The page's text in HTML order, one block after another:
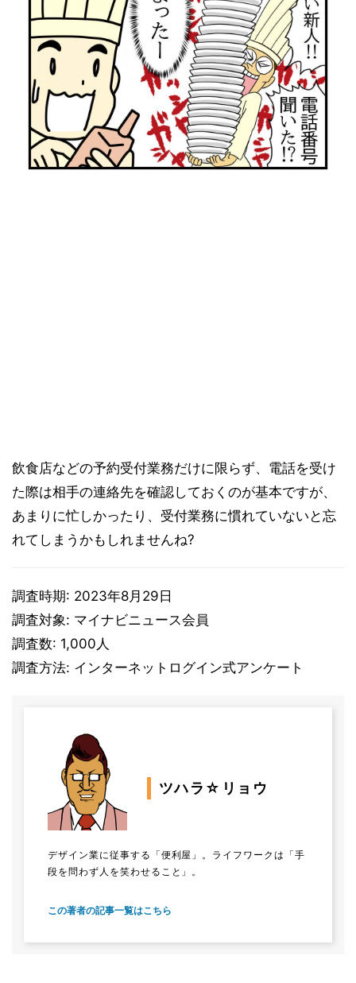
飲食店などの予約受付業務だけに限らず、電話を受け
た際は相手の連絡先を確認しておくのが基本ですが、
あまりに忙しかったり、受付業務に慣れていないと忘
れてしまうかもしれませんね?
調査時期: 2023年8月29日
調査対象: マイナビニュース会員
調査数: 1,000人
調査方法: インターネットログイン式アンケート
ツハラ☆リョウ
デザイン業に従事する「便利屋」。ライフワークは「手
段を問わず人を笑わせること」。
この著者の記事一覧はこちら